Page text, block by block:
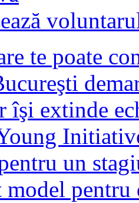
te poate
îşi extinde
un